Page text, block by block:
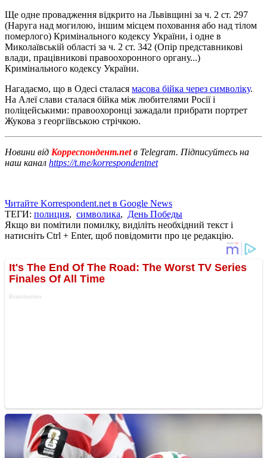
Ще одне провадження відкрито на Львівщині за ч. 2 ст. 297
(Наруга над могилою, іншим місцем поховання або над тілом
померлого) Кримінального кодексу України, і одне в
Миколаївській області за ч. 2 ст. 342 (Опір представникові
влади, працівникові правоохоронного органу...)
Кримінального кодексу України.
Нагадаємо, що в Одесі сталася масова бійка через символіку.
На Алеї слави сталася бійка між любителями Росії і
поліцейськими: правоохоронці зажадали прибрати портрет
Жукова з георгіївською стрічкою.
Новини від Корреспондент.netв Telegram. Підписуйтесь на
наш канал https://t.me/korrespondentnet
Читайте Korrespondent.net в Google News
ТЕГИ: полиция, символика, День Победы
Якщо ви помітили помилку, виділіть необхідний текст і
натисніть Ctrl + Enter, щоб повідомити про це редакцію.